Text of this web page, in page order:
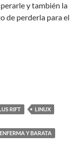
y también la
de perderla para el
RIFT
LINUX
Y BARATA